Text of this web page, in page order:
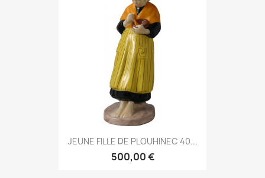
JEUNE FILLE DE PLOUHINEC 40...
500,00 €